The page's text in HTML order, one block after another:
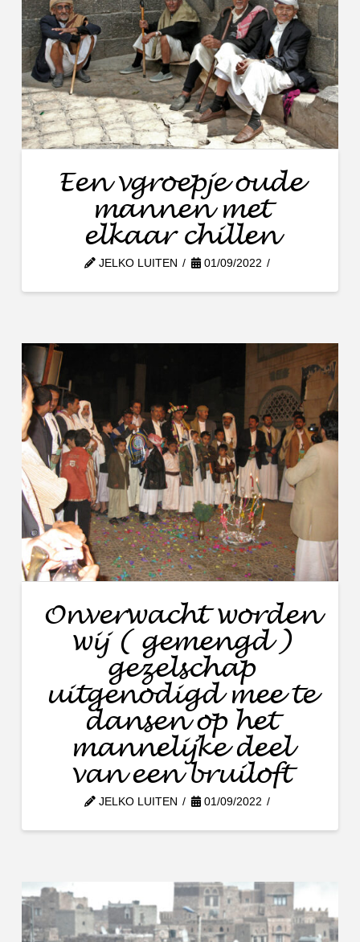
Een vgroepje oude
mannen met
elkaar chillen
JELKO LUITEN 01/09/2022
Onverwacht worden
wij ( gemengd )
gezelschap
uitgenodigd mee te
dansen op het
mannelijke deel
van een bruiloft
JELKO LUITEN 01/09/2022